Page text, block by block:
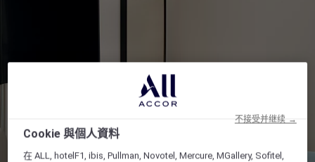
Cookie 與個人資料
在 ALL, hotelF1, ibis, Pullman, Novotel, Mercure, MGallery, Sofitel,
不接受并继续 →